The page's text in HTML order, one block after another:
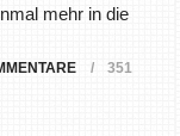
mehr in die
351